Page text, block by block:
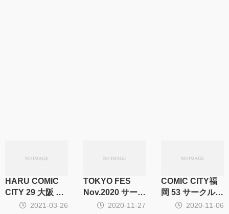
HARU COMIC
CITY 29 大阪 サ
ークル集計2021-03-26
TOKYO FES
Nov.2020 サーク
ル集計 2020-11-27
COMIC CITY福
岡 53 サークル集
2020-11-06